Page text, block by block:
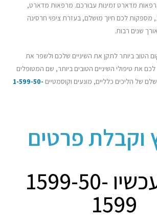
מדארט זמינות עבורכם. מרפאות מדארט,
הפועלות מאז שנת 1991, מספקות לכם חיוך מושלם, בעזרת ציפוי חרסינה
שנים רבות.
הטוב ביותר לתקן את השיניים שלכם ולשפר את
את טיפולי השיניים הטובים ביותר, שם המטופלים
שלם של הליכים כלליים, מונעים וקוסמטיים 1-599-50-
וקבלת פרטים
חייגו עכשיו 1599-50-
1599